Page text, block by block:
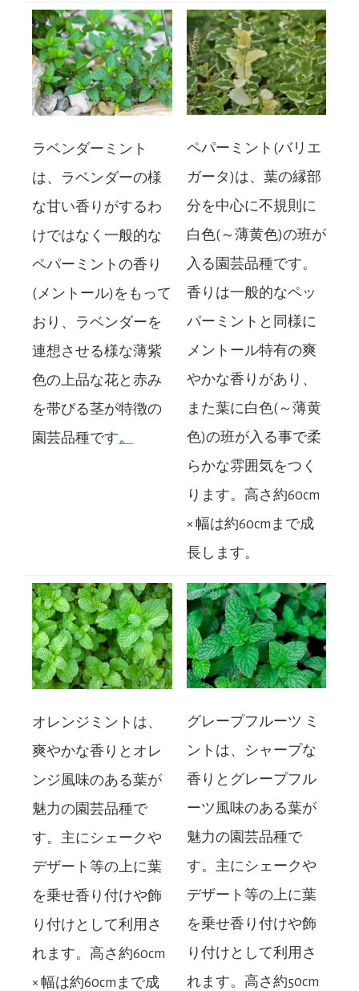
ラベンダーミント
は、ラベンダーの様
な甘い香りがするわ
けではなく一般的な
ペパーミントの香り
(メントール)をもって
おり、ラベンダーを
連想させる様な薄紫
色の上品な花と赤み
を帯びる茎が特徴の
園芸品種です。
ペパーミント(バリエ
ガータ)は、葉の縁部
分を中心に不規則に
白色(～薄黄色)の班が
入る園芸品種です。
香りは一般的なペッ
パーミントと同様に
メントール特有の爽
やかな香りがあり、
また葉に白色(～薄黄
色)の班が入る事で柔
らかな雰囲気をつく
ります。高さ約60cm
× 幅は約60cmまで成
長します。
オレンジミントは、
爽やかな香りとオレ
ンジ風味のある葉が
魅力の園芸品種で
す。主にシェークや
デザート等の上に葉
を乗せ香り付けや飾
り付けとして利用さ
れます。高さ約60cm
× 幅は約60cmまで成
グレープフルーツ ミ
ントは、シャープな
香りとグレープフル
ーツ風味のある葉が
魅力の園芸品種で
す。主にシェークや
デザート等の上に葉
を乗せ香り付けや飾
り付けとして利用さ
れます。高さ約50cm